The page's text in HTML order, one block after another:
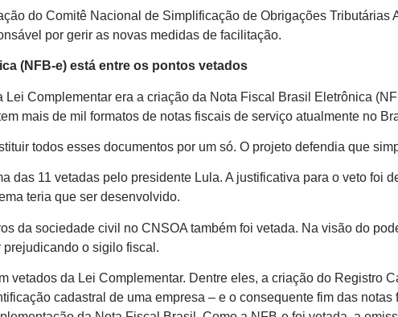
do Comitê Nacional de Simplificação de Obrigações
por gerir as novas medidas de facilitação.
(NFB-e) está entre os pontos vetados
Lei Complementar era a criação da Nota Fiscal Brasil Eletrônica
mais de mil formatos de notas fiscais de serviço atualmente no
todos esses documentos por um só. O projeto defendia que
das 11 vetadas pelo presidente Lula. A justificativa para o veto foi
teria que ser desenvolvido.
da sociedade civil no CNSOA também foi vetada. Na visão do
o sigilo fiscal.
vetados da Lei Complementar. Dentre eles, a criação do Registro
cadastral de uma empresa – e o consequente fim das